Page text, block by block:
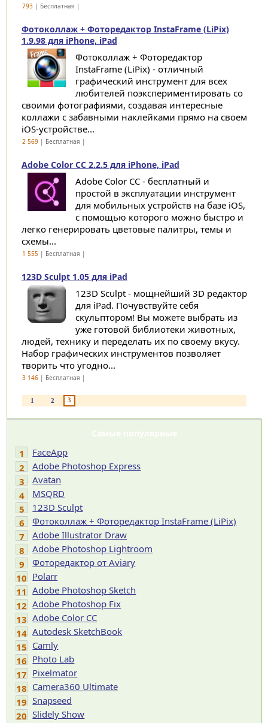
793| Бесплатная |
Фотоколлаж + Фоторедактор InstaFrame (LiPix)
1.9.98 для iPhone, iPad
Фотоколлаж + Фоторедактор
InstaFrame (LiPix) - отличный
графический инструмент для всех
любителей поэкспериментировать со
своими фотографиями, создавая интересные
коллажи с забавными наклейками прямо на своем
iOS-устройстве...
2 569| Бесплатная |
Adobe Color CC 2.2.5 для iPhone, iPad
Adobe Color CC - бесплатный и
простой в эксплуатации инструмент
для мобильных устройств на базе iOS,
с помощью которого можно быстро и
легко генерировать цветовые палитры, темы и
схемы...
1 555| Бесплатная |
123D Sculpt 1.05 для iPad
123D Sculpt - мощнейший 3D редактор
для iPad. Почувствуйте себя
скульптором! Вы можете выбрать из
уже готовой библиотеки животных,
людей, технику и переделать их по своему вкусу.
Набор графических инструментов позволяет
творить что угодно...
3 146| Бесплатная |
1 2 3
Самые популярные
1
FaceApp
2
Adobe Photoshop Express
3
Avatan
4
MSQRD
5
123D Sculpt
6
Фотоколлаж + Фоторедактор InstaFrame (LiPix)
7
Adobe Illustrator Draw
8
Adobe Photoshop Lightroom
9
Фоторедактор от Aviary
10 Polarr
11 Adobe Photoshop Sketch
12 Adobe Photoshop Fix
13 Adobe Color CC
14 Autodesk SketchBook
15 Camly
16 Photo Lab
17 Pixelmator
18 Camera360 Ultimate
19 Snapseed
20 Slidely Show